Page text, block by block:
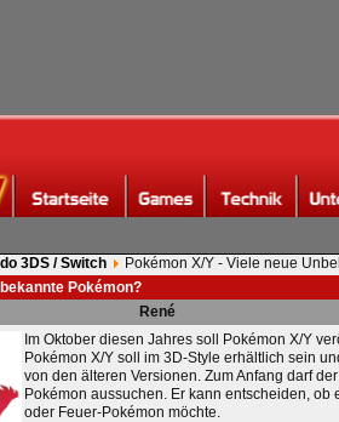
3DS / Switch
Pokémon X/Y - Viele neue
Pokémon?
René
Im Oktober diesen Jahres soll Pokémon X/Y
Pokémon X/Y soll im 3D-Style erhältlich sein
von den älteren Versionen. Zum Anfang darf
Pokémon aussuchen. Er kann entscheiden, ob
oder Feuer-Pokémon möchte.